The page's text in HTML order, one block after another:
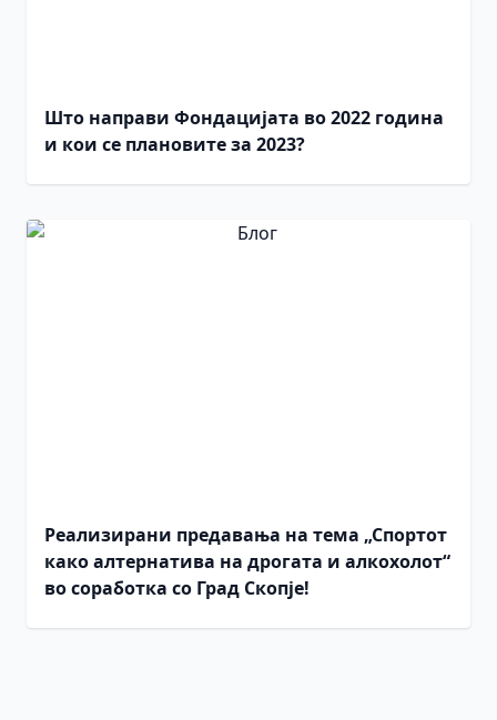
Што направи Фондацијата во 2022 година
и кои се плановите за 2023?
Реализирани предавања на тема „Спортот
како алтернатива на дрогата и алкохолот“
во соработка со Град Скопје!